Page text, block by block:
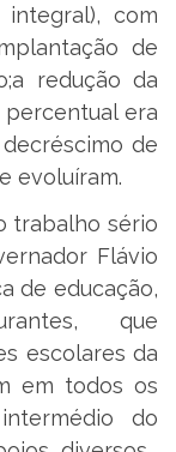
com
de
redução da
percentual era
de
evoluíram.
trabalho sério
Flávio
de educação,
que
escolares da
em todos os
do